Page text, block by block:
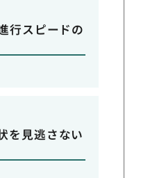
行スピードの
を見逃さない